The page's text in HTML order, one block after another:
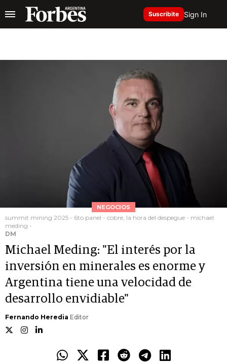
Suscribite Sign In
NEGOCIOS
summit mining 2025 - 6to panel - cobre, la hora del despegue - michael
meding -
DM
Michael Meding: "El interés por la
inversión en minerales es enorme y
Argentina tiene una velocidad de
desarrollo envidiable"
Fernando Heredia Editor